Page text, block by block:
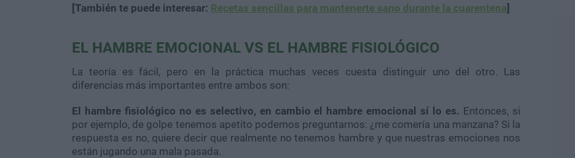
[También te puede interesar: Recetas sencillas para mantenerte sano durante la cuarentena]
EL HAMBRE EMOCIONAL VS EL HAMBRE FISIOLÓGICO
La teoría es fácil, pero en la práctica muchas veces cuesta distinguir uno del otro. Las
diferencias más importantes entre ambos son:
El hambre fisiológico no es selectivo, en cambio el hambre emocional sí lo es. Entonces, si
por ejemplo, de golpe tenemos apetito podemos preguntarnos: ¿me comería una manzana? Si la
respuesta es no, quiere decir que realmente no tenemos hambre y que nuestras emociones nos
están jugando una mala pasada.